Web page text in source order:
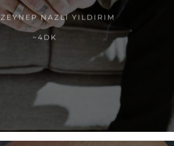
ZEYNEP NAZLI YILDIRIM
~4DK